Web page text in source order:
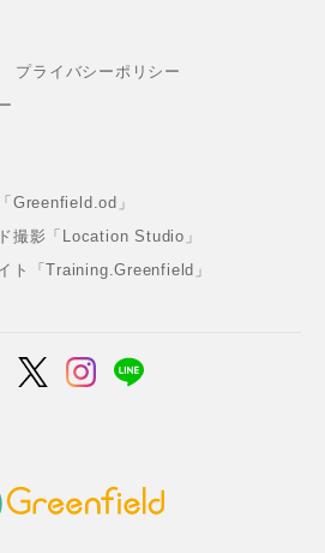
プライバシーポリシー
Greenfield.od」
撮影「Location Studio」
ト「Training.Greenfield」